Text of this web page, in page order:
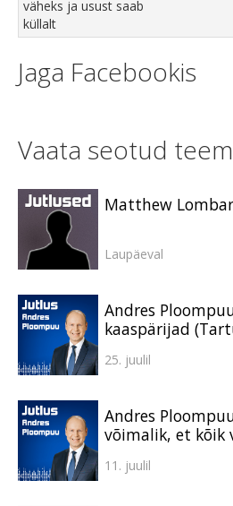
väheks ja usust saab
küllalt
Jaga Facebookis
Vaata seotud
Matthew
Laupäeval
Andres
kaaspärijad
25. juulil
Andres
võimalik, et kõik
11. juulil